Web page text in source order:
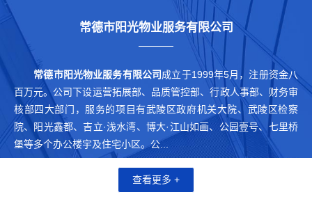
常德市阳光物业服务有限公司
常德市阳光物业服务有限公司成立于1999年5月，注册资金八
百万元。公司下设运营拓展部、品质管控部、行政人事部、财务审
核部四大部门，服务的项目有武陵区政府机关大院、武陵区检察
院、阳光鑫都、吉立·浅水湾、博大·江山如画、公园壹号、七里桥
堡等多个办公楼宇及住宅小区。公...
查看更多 +